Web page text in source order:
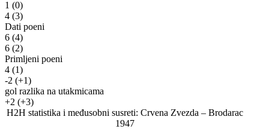
1 (0)
4 (3)
Dati poeni
6 (4)
6 (2)
Primljeni poeni
4 (1)
-2 (+1)
gol razlika na utakmicama
+2 (+3)
H2H statistika i međusobni susreti: Crvena Zvezda – Brodarac
1947